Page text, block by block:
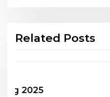
Related Posts